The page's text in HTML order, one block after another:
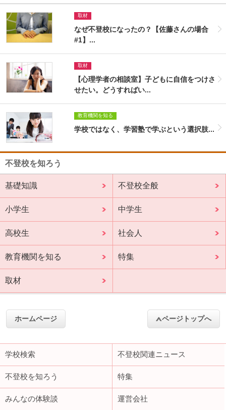
取材
なぜ不登校になったの？【佐藤さんの場合
#1】...
取材
【心理学者の相談室】子どもに自信をつけさ
せたい。どうすればい...
教育機関を知る
学校ではなく、学習塾で学ぶという選択肢...
不登校を知ろう
基礎知識 不登校全般
小学生 中学生
高校生 社会人
教育機関を知る 特集
取材
ホームページ ページトップへ
学校検索 不登校関連ニュース
不登校を知ろう 特集
みんなの体験談 運営会社